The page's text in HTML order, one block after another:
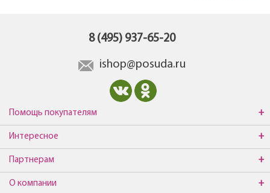
8 (495) 937-65-20
ishop@posuda.ru
Помощь покупателям
Интересное
Партнерам
О компании